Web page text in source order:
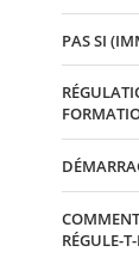
PAS SI
RÉGULE-